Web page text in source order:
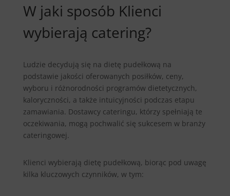
W jaki sposób Klienci
wybierają catering?
Ludzie decydują się na dietę pudełkową na
podstawie jakości oferowanych posiłków, ceny,
wyboru i różnorodności programów dietetycznych,
kaloryczności, a także intuicyjności podczas etapu
zamawiania. Dostawcy cateringu, którzy spełniają te
oczekiwania, mogą pochwalić się sukcesem w branży
cateringowej.
Klienci wybierają dietę pudełkową, biorąc pod uwagę
kilka kluczowych czynników, w tym: